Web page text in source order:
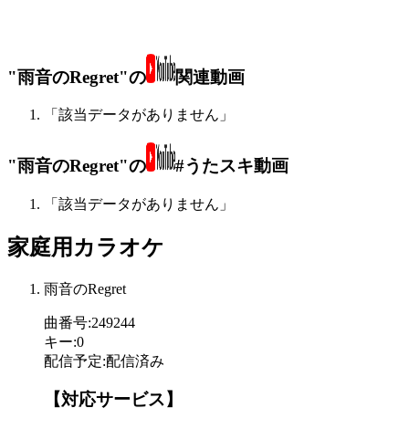
"雨音のRegret"の 関連動画
「該当データがありません」
"雨音のRegret"の #うたスキ動画
「該当データがありません」
家庭用カラオケ
雨音のRegret
曲番号:249244
キー:0
配信予定:配信済み
【対応サービス】